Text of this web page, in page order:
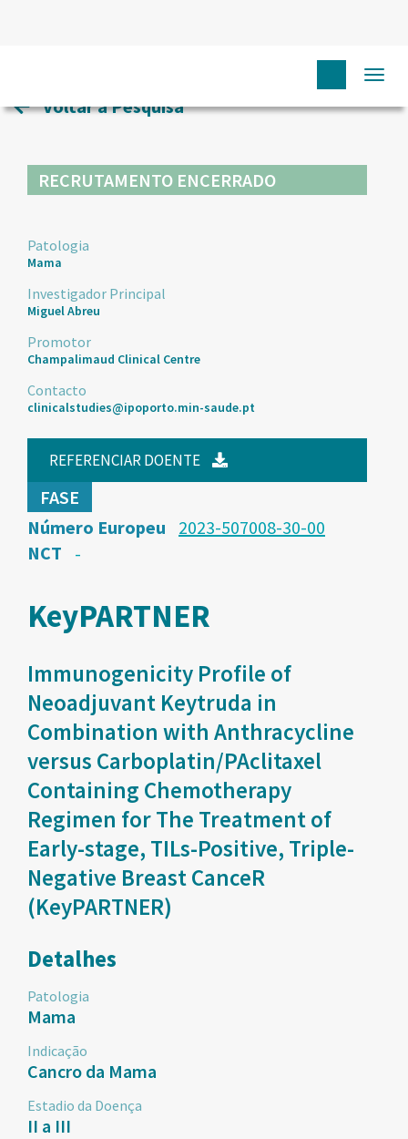
Voltar à Pesquisa
RECRUTAMENTO ENCERRADO
Patologia
Mama
Investigador Principal
Miguel Abreu
Promotor
Champalimaud Clinical Centre
Contacto
clinicalstudies@ipoporto.min-saude.pt
REFERENCIAR DOENTE
FASE
Número Europeu
2023-507008-30-00
NCT
-
KeyPARTNER
Immunogenicity Profile of
Neoadjuvant Keytruda in
Combination with Anthracycline
versus Carboplatin/PAclitaxel
Containing Chemotherapy
Regimen for The Treatment of
Early-stage, TILs-Positive, Triple-
Negative Breast CanceR
(KeyPARTNER)
Detalhes
Patologia
Mama
Indicação
Cancro da Mama
Estadio da Doença
II a III